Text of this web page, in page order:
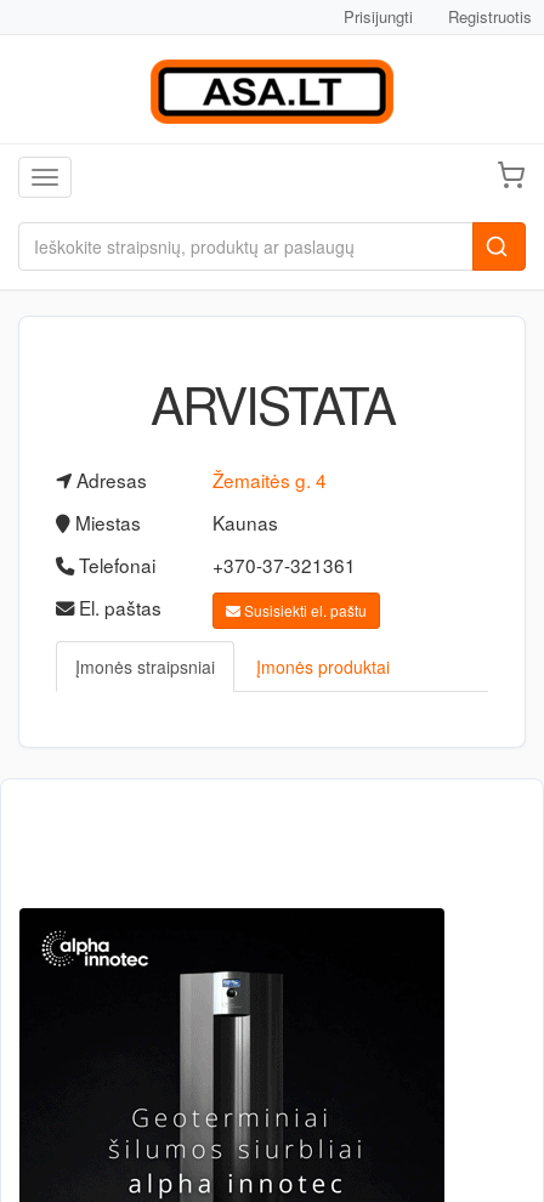
Prisijungti Registruotis
Toggle navigation
ARVISTATA
Adresas
Žemaitės g. 4
Miestas
Kaunas
Telefonai
+370-37-321361
El. paštas
Susisiekti el. paštu
Įmonės straipsniai Įmonės produktai